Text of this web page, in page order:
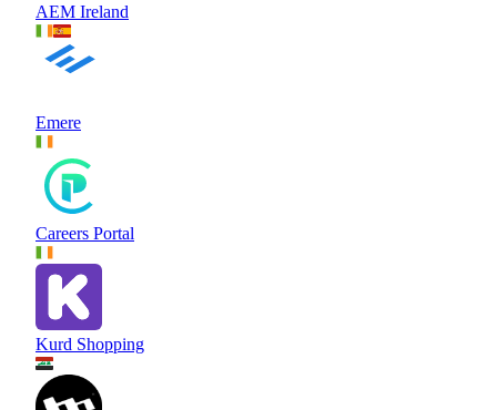
AEM Ireland
Emere
Careers Portal
Kurd Shopping